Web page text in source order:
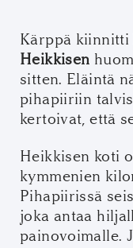
Kärppä kiinnitti
Heikkisen
sitten. Eläintä
pihapiiriin
kertoivat, että
Heikkisen koti
kymmenien
Pihapiirissä
joka antaa
painovoimalle.